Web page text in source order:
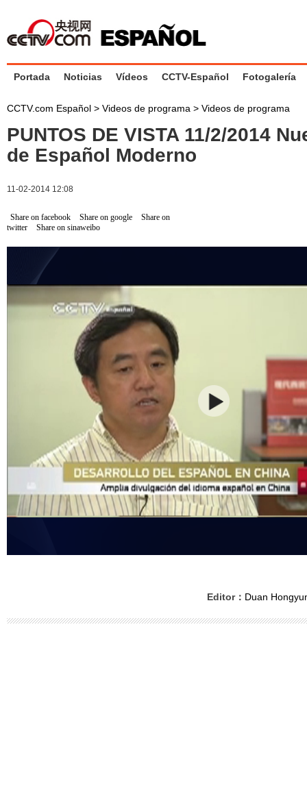
Portada Noticias Vídeos CCTV-Español Fotogalería
CCTV.com Español > Videos de programa > Videos de programa
PUNTOS DE VISTA 11/2/2014
de Español Moderno
11-02-2014 12:08
Share on facebook Share on google
Share on
twitter
Share on sinaweibo
Editor： Duan